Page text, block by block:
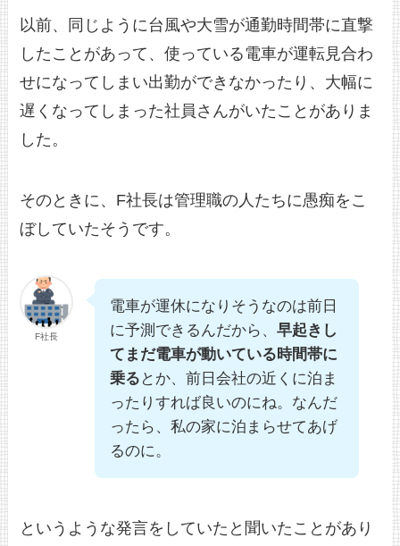
以前、同じように台風や大雪が通勤時間帯に直撃
したことがあって、使っている電車が運転見合わ
せになってしまい出勤ができなかったり、大幅に
遅くなってしまった社員さんがいたことがありま
した。
そのときに、F社長は管理職の人たちに愚痴をこ
ぼしていたそうです。
F社長
電車が運休になりそうなのは前日
に予測できるんだから、早起きし
てまだ電車が動いている時間帯に
乗る とか、前日会社の近くに泊ま
ったりすれば良いのにね。なんだ
ったら、私の家に泊まらせてあげ
るのに。
というような発言をしていたと聞いたことがあり